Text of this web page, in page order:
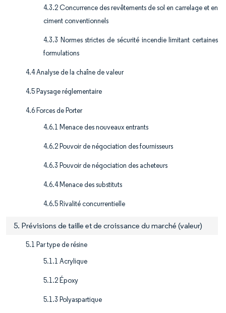
4.3.2 Concurrence des revêtements de sol en carrelage et en
ciment conventionnels
4.3.3 Normes strictes de sécurité incendie limitant certaines
formulations
4.4 Analyse de la chaîne de valeur
4.5 Paysage réglementaire
4.6 Forces de Porter
4.6.1 Menace des nouveaux entrants
4.6.2 Pouvoir de négociation des fournisseurs
4.6.3 Pouvoir de négociation des acheteurs
4.6.4 Menace des substituts
4.6.5 Rivalité concurrentielle
5. Prévisions de taille et de croissance du marché (valeur)
5.1 Par type de résine
5.1.1 Acrylique
5.1.2 Époxy
5.1.3 Polyaspartique